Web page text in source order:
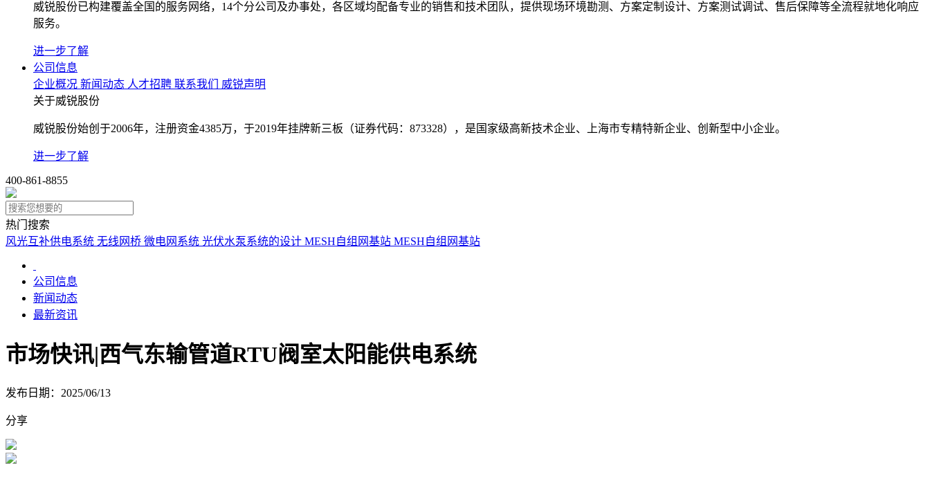
威锐股份已构建覆盖全国的服务网络，14个分公司及办事处，各区域均配备专业的销售和技术团队，提供现场环境勘测、方案定制设计、方案测试调试、售后保障等全流程就地化响应
服务。
进一步了解
公司信息
企业概况 新闻动态 人才招聘 联系我们
威锐声明
关于威锐股份
威锐股份始创于2006年，注册资金4385万，于2019年挂牌新三板（证券代码：873328），是国家级高新技术企业、上海市专精特新企业、创新型中小企业。
进一步了解
400-861-8855
热门搜索
风光互补供电系统 无线网桥 微电网系统 光伏水泵系统的设计 MESH自组网基站 MESH自组网基站
公司信息
新闻动态
最新资讯
市场快讯|西气东输管道RTU阀室太阳能供电系统
发布日期：2025/06/13
分享